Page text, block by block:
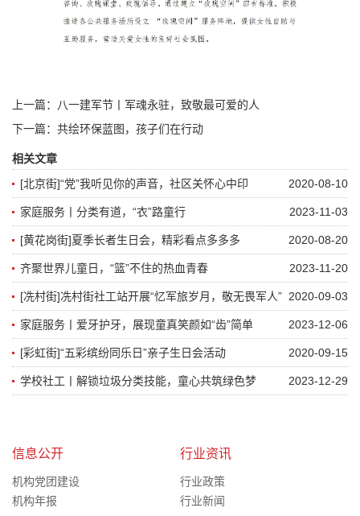
上一篇： 八一建军节丨军魂永驻，致敬最可爱的人
下一篇： 共绘环保蓝图，孩子们在行动
相关文章
2020-08-10
[北京街]“党”我听见你的声音，社区关怀心中印
2023-11-03
家庭服务丨分类有道，“衣”路童行
2020-08-20
[黄花岗街]夏季长者生日会，精彩看点多多多
2023-11-20
齐聚世界儿童日，“篮”不住的热血青春
2020-09-03
[冼村街]冼村街社工站开展“忆军旅岁月，敬无畏军人”
——八一退伍军人探访活动 2023-12-06
家庭服务丨爱牙护牙，展现童真笑颜如“齿”简单
2020-09-15
[彩虹街]“五彩缤纷同乐日”亲子生日会活动
2023-12-29
学校社工丨解锁垃圾分类技能，童心共筑绿色梦
信息公开
机构党团建设
机构年报
行业资讯
行业政策
行业新闻